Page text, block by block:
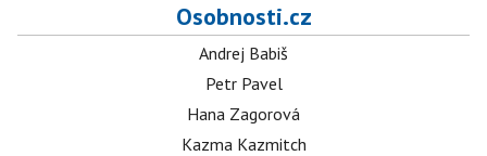
Osobnosti.cz
Andrej Babiš
Petr Pavel
Hana Zagorová
Kazma Kazmitch